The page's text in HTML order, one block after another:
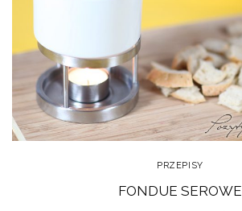
PRZEPISY
FONDUE SEROWE